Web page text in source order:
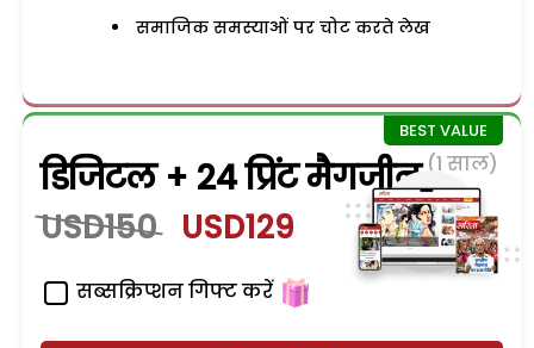
समाजिक समस्याओं पर चोट करते लेख
डिजिटल + 24 प्रिंट मैगजीन (1 साल)
USD150 USD129
सब्सक्रिप्शन गिफ्ट करें